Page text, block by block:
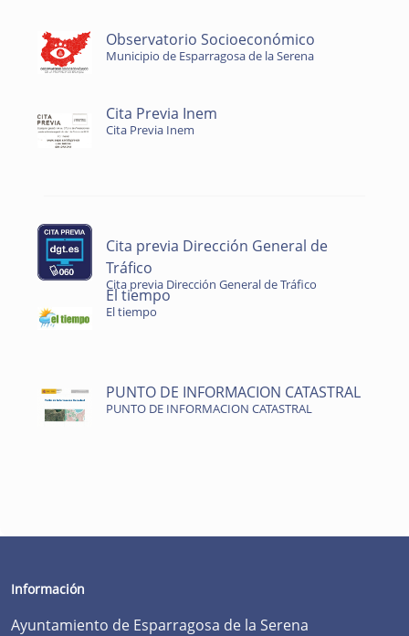
Observatorio Socioeconómico
Municipio de Esparragosa de la Serena
Cita Previa Inem
Cita Previa Inem
Cita previa Dirección General de
Tráfico
Cita previa Dirección General de Tráfico
El tiempo
El tiempo
PUNTO DE INFORMACION CATASTRAL
PUNTO DE INFORMACION CATASTRAL
Información
Ayuntamiento de Esparragosa de la Serena